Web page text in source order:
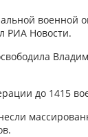
военной
РИА Новости.
до 1415